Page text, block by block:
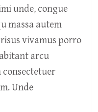
unde, congue
massa autem
vivamus porro
arcu
Unde